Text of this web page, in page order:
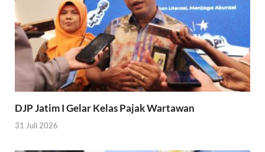
DJP Jatim I Gelar Kelas Pajak Wartawan
31 Juli 2026